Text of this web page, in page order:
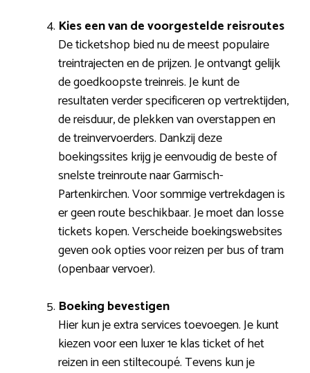
Kies een van de voorgestelde reisroutes
De ticketshop bied nu de meest populaire
treintrajecten en de prijzen. Je ontvangt gelijk
de goedkoopste treinreis. Je kunt de
resultaten verder specificeren op vertrektijden,
de reisduur, de plekken van overstappen en
de treinvervoerders. Dankzij deze
boekingssites krijg je eenvoudig de beste of
snelste treinroute naar Garmisch-
Partenkirchen. Voor sommige vertrekdagen is
er geen route beschikbaar. Je moet dan losse
tickets kopen. Verscheide boekingswebsites
geven ook opties voor reizen per bus of tram
(openbaar vervoer).
Boeking bevestigen
Hier kun je extra services toevoegen. Je kunt
kiezen voor een luxer 1e klas ticket of het
reizen in een stiltecoupé. Tevens kun je